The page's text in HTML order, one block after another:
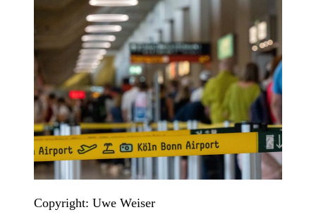
Copyright: Uwe Weiser